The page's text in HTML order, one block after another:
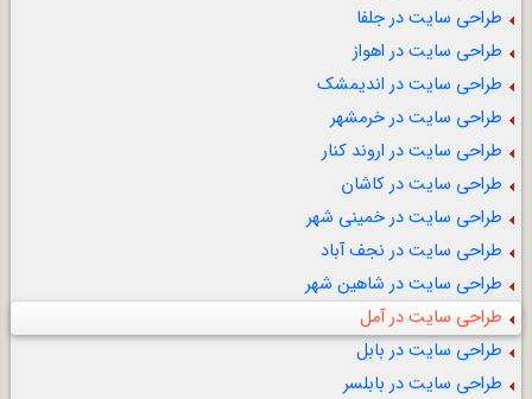
طراحی سایت در جلفا
طراحی سایت در اهواز
طراحی سایت در اندیمشک
طراحی سایت در خرمشهر
طراحی سایت در اروند کنار
طراحی سایت در کاشان
طراحی سایت در خمینی شهر
طراحی سایت در نجف آباد
طراحی سایت در شاهین شهر
طراحی سایت در آمل
طراحی سایت در بابل
طراحی سایت در بابلسر